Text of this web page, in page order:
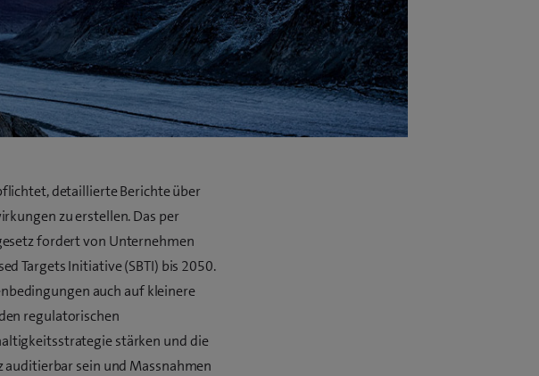
detaillierte Berichte über
zu erstellen. Das per
fordert von Unternehmen
Targets Initiative (SBTI) bis 2050.
auch auf kleinere
regulatorischen
stärken und die
sein und Massnahmen